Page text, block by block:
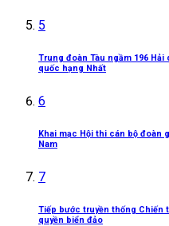
5
Trung đoàn Tàu ngầm 196
quốc hạng Nhất
6
Khai mạc Hội thi cán bộ đoàn
Nam
7
Tiếp bước truyền thống Chiến
quyền biển đảo